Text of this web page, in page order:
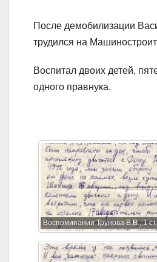
После демобилизации
трудился на
Воспитал двоих детей,
одного правнука.
Воспоминания Трунова В.В., 1